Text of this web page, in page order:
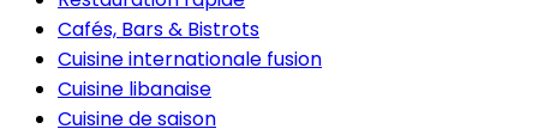
Cafés, Bars & Bistrots
Cuisine internationale fusion
Cuisine libanaise
Cuisine de saison